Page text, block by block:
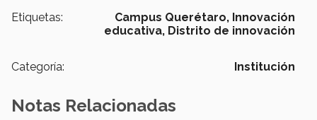
Etiquetas: Campus Querétaro, Innovación
educativa, Distrito de innovación
Categoría: Institución
Notas Relacionadas